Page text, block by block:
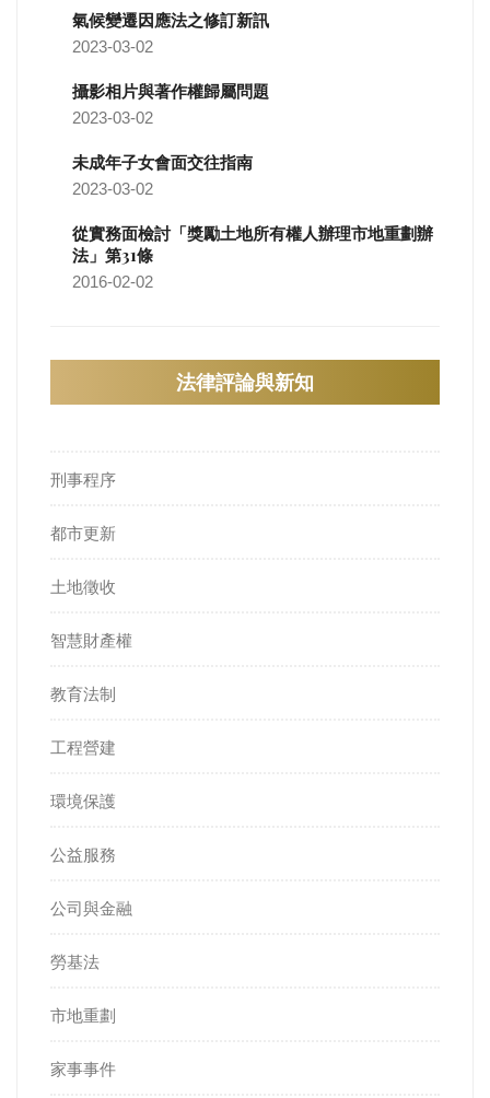
氣候變遷因應法之修訂新訊
2023-03-02
攝影相片與著作權歸屬問題
2023-03-02
未成年子女會面交往指南
2023-03-02
從實務面檢討「獎勵土地所有權人辦理市地重劃辦
法」第31條
2016-02-02
法律評論與新知
刑事程序
都市更新
土地徵收
智慧財產權
教育法制
工程營建
環境保護
公益服務
公司與金融
勞基法
市地重劃
家事事件